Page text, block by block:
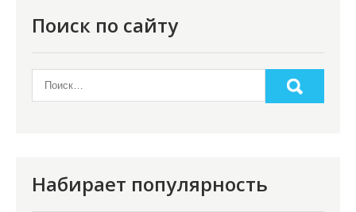
Поиск по сайту
Набирает популярность